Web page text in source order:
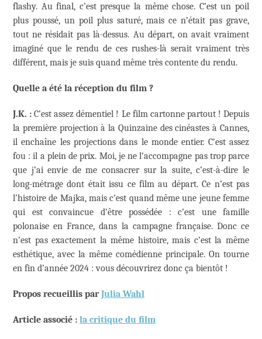
flashy. Au final, c’est presque la même chose. C’est un poil
plus poussé, un poil plus saturé, mais ce n’était pas grave,
tout ne résidait pas là-dessus. Au départ, on avait vraiment
imaginé que le rendu de ces rushes-là serait vraiment très
différent, mais je suis quand même très contente du rendu.
Quelle a été la réception du film ?
J.K. : C’est assez démentiel ! Le film cartonne partout ! Depuis
la première projection à la Quinzaine des cinéastes à Cannes,
il enchaîne les projections dans le monde entier. C’est assez
fou : il a plein de prix. Moi, je ne l’accompagne pas trop parce
que j’ai envie de me consacrer sur la suite, c’est-à-dire le
long-métrage dont était issu ce film au départ. Ce n’est pas
l’histoire de Majka, mais c’est quand même une jeune femme
qui est convaincue d’être possédée : c’est une famille
polonaise en France, dans la campagne française. Donc ce
n’est pas exactement la même histoire, mais c’est la même
esthétique, avec la même comédienne principale. On tourne
en fin d’année 2024 : vous découvrirez donc ça bientôt !
Propos recueillis parJulia Wahl
Article associé : la critique du film